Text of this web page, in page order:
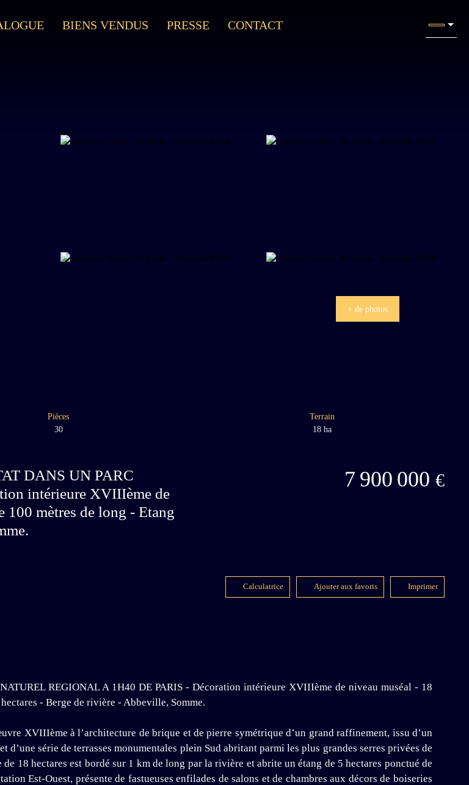
BIENS VENDUS PRESSE CONTACT
+ de photos
Pièces
30
Terrain
18 ha
DANS UN PARC
intérieure XVIIIème de
100 mètres de long - Etang
7 900 000 €
Calculatrice Ajouter aux favoris Imprimer
REGIONAL A 1H40 DE PARIS - Décoration intérieure XVIIIème de niveau muséal - 18
- Berge de rivière - Abbeville, Somme.
XVIIIème à l’architecture de brique et de pierre symétrique d’un grand raffinement, issu d’un
série de terrasses monumentales plein Sud abritant parmi les plus grandes serres privées de
18 hectares est bordé sur 1 km de long par la rivière et abrite un étang de 5 hectares ponctué de
Est-Ouest, présente de fastueuses enfilades de salons et de chambres aux décors de boiseries